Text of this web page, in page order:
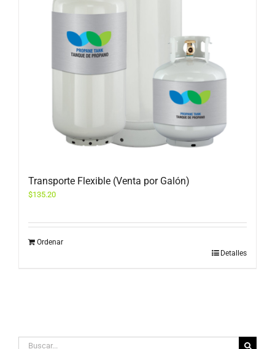
Transporte Flexible (Venta por Galón)
$135.20
Ordenar
Detalles
Buscar: